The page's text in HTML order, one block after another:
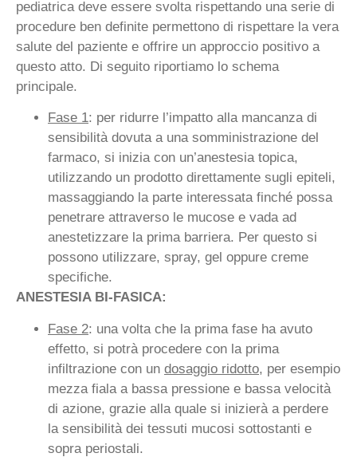
pediatrica deve essere svolta rispettando una serie di
procedure ben definite permettono di rispettare la vera
salute del paziente e offrire un approccio positivo a
questo atto. Di seguito riportiamo lo schema
principale.
Fase 1: per ridurre l’impatto alla mancanza di
sensibilità dovuta a una somministrazione del
farmaco, si inizia con un’anestesia topica,
utilizzando un prodotto direttamente sugli epiteli,
massaggiando la parte interessata finché possa
penetrare attraverso le mucose e vada ad
anestetizzare la prima barriera. Per questo si
possono utilizzare, spray, gel oppure creme
specifiche.
ANESTESIA BI-FASICA:
Fase 2: una volta che la prima fase ha avuto
effetto, si potrà procedere con la prima
infiltrazione con un dosaggio ridotto, per esempio
mezza fiala a bassa pressione e bassa velocità
di azione, grazie alla quale si inizierà a perdere
la sensibilità dei tessuti mucosi sottostanti e
sopra periostali.